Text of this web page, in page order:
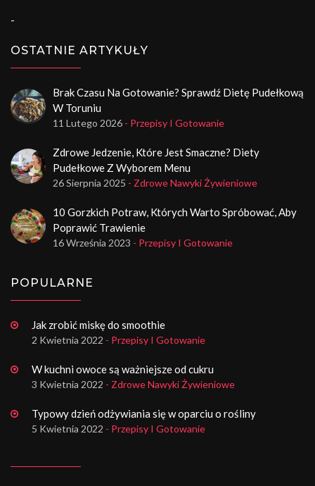
-
OSTATNIE ARTYKUŁY
Brak Czasu Na Gotowanie? Sprawdź Dietę Pudełkową
W Toruniu
11 Lutego 2026 - Przepisy I Gotowanie
Zdrowe Jedzenie, Które Jest Smaczne? Diety
Pudełkowe Z Wyborem Menu
26 Sierpnia 2025 - Zdrowe Nawyki Żywieniowe
10 Gorzkich Potraw, Których Warto Spróbować, Aby
Poprawić Trawienie
16 Września 2023 - Przepisy I Gotowanie
POPULARNE
Jak zrobić miskę do smoothie
2 Kwietnia 2022 - Przepisy I Gotowanie
W kuchni owoce są ważniejsze od cukru
3 Kwietnia 2022 - Zdrowe Nawyki Żywieniowe
Typowy dzień odżywiania się w oparciu o rośliny
5 Kwietnia 2022 - Przepisy I Gotowanie